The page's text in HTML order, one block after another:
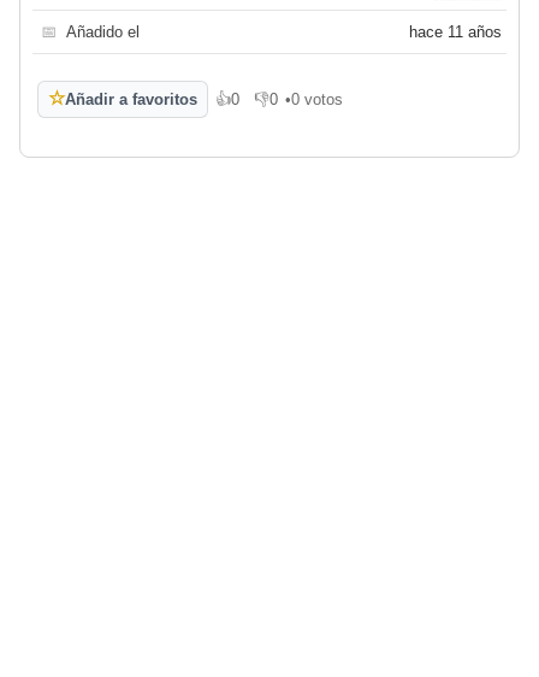
📅 Añadido el hace 11 años
☆Añadir a favoritos 👍0
Me gusta
👎0
No me gusta
•0 votos